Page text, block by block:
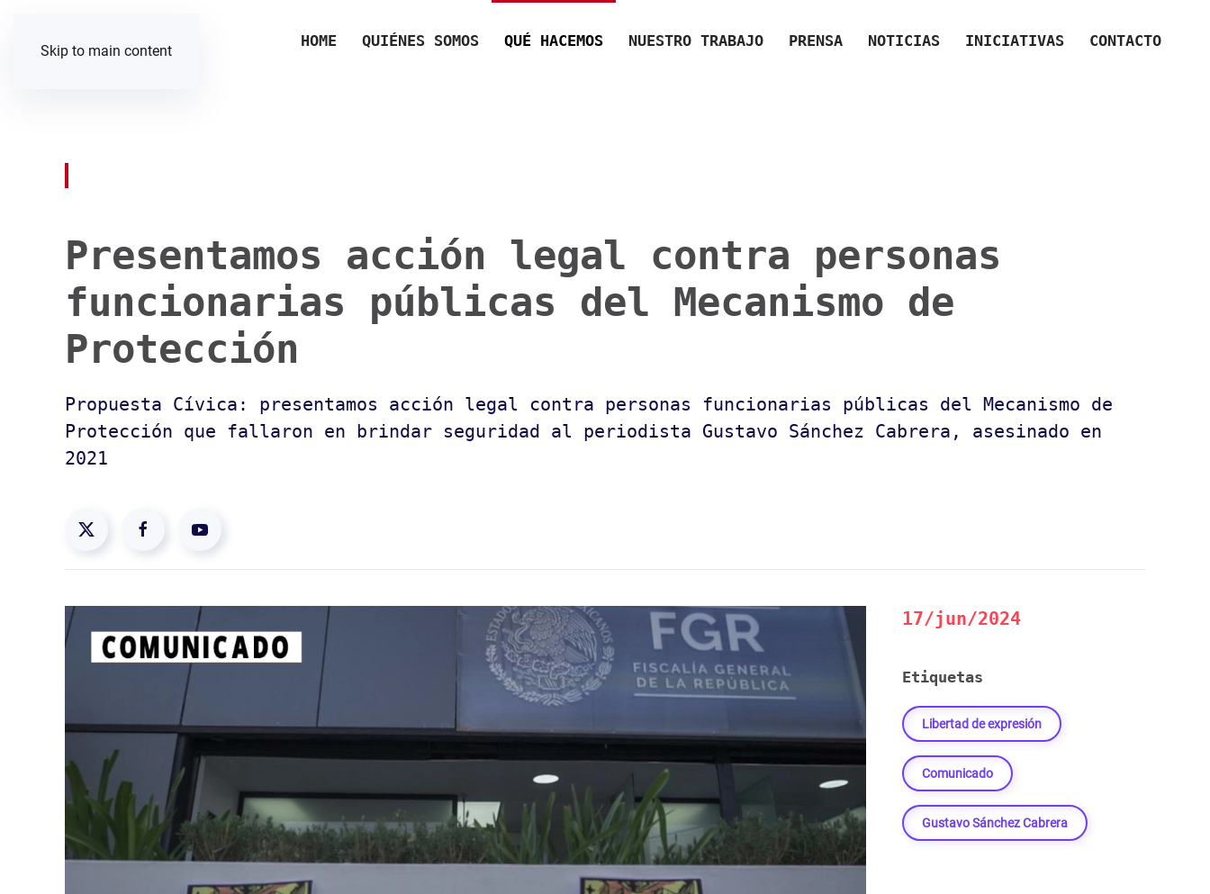
Skip to main content
HOME QUIÉNES SOMOS QUÉ HACEMOS NUESTRO TRABAJO PRENSA NOTICIAS INICIATIVAS CONTACTO
Presentamos acción legal contra personas
funcionarias públicas del Mecanismo de
Protección
Propuesta Cívica: presentamos acción legal contra personas funcionarias públicas del Mecanismo de
Protección que fallaron en brindar seguridad al periodista Gustavo Sánchez Cabrera, asesinado en
2021
17/jun/2024
Etiquetas
Libertad de expresión
Comunicado
Gustavo Sánchez Cabrera